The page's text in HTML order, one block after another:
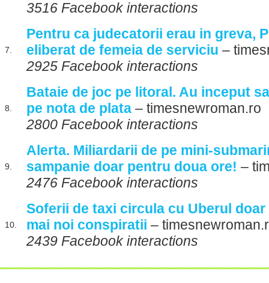
3516 Facebook interactions
7.
Pentru ca judecatorii erau in greva,
eliberat de femeia de serviciu –
2925 Facebook interactions
8.
Bataie de joc pe litoral. Au inceput
pe nota de plata – timesnewroman.ro
2800 Facebook interactions
9.
Alerta. Miliardarii de pe mini-
sampanie doar pentru doua ore! –
2476 Facebook interactions
10.
Soferii de taxi circula cu Uberul doar
mai noi conspiratii –
2439 Facebook interactions